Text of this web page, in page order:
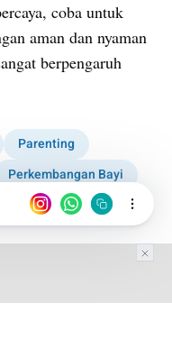
coba untuk
aman dan nyaman
berpengaruh
Parenting
Perkembangan Bayi